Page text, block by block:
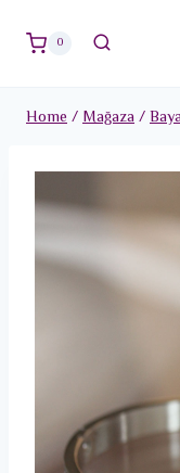
0
Home/Mağaza/